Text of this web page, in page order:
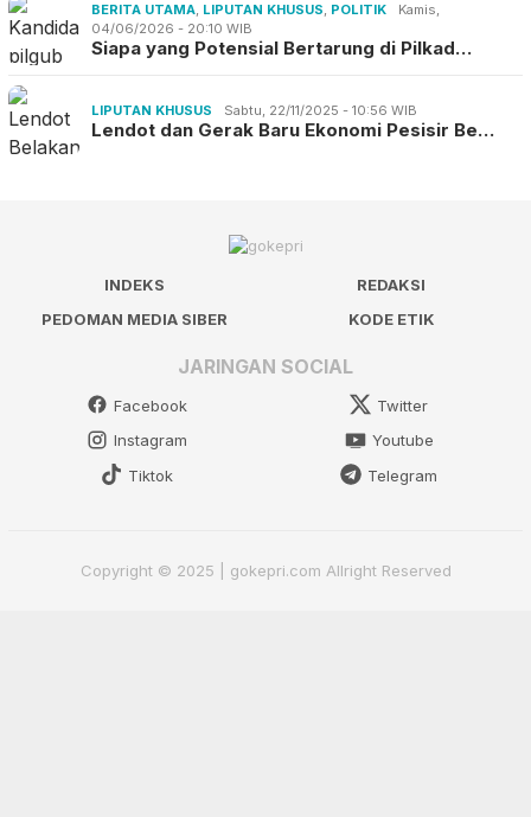
BERITA UTAMA, LIPUTAN KHUSUS, POLITIK
Kamis,
04/06/2026 - 20:10 WIB
Siapa yang Potensial Bertarung di Pilkad…
LIPUTAN KHUSUS Sabtu, 22/11/2025 - 10:56 WIB
Lendot dan Gerak Baru Ekonomi Pesisir Be…
INDEKS
REDAKSI
PEDOMAN MEDIA SIBER
KODE ETIK
JARINGAN SOCIAL
Facebook
Twitter
Instagram
Youtube
Tiktok
Telegram
Copyright © 2025 | gokepri.com Allright Reserved